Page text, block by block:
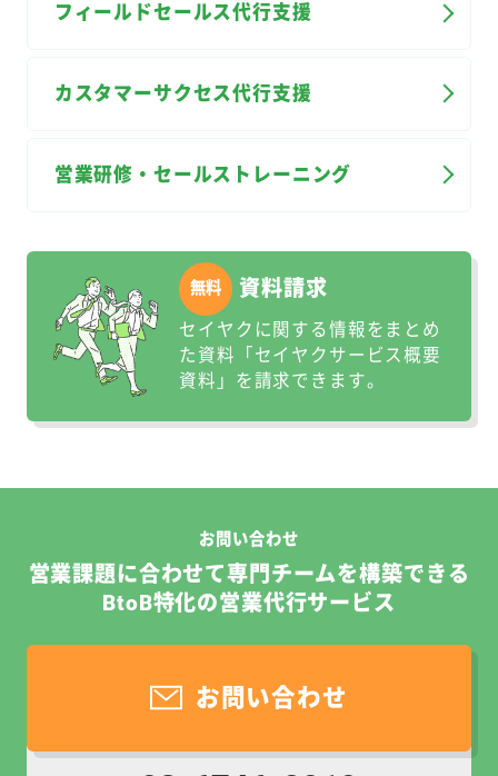
フィールドセールス代行支援
カスタマーサクセス代行支援
営業研修・セールストレーニング
資料請求
セイヤクに関する情報をまとめ
た資料「セイヤクサービス概要
資料」を請求できます。
お問い合わせ
営業課題に合わせて専門チームを構築できる
BtoB特化の営業代行サービス
お問い合わせ